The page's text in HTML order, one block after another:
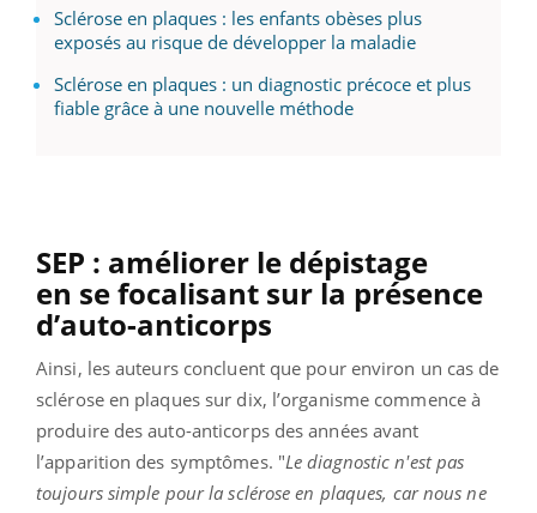
Sclérose en plaques : les enfants obèses plus
exposés au risque de développer la maladie
Sclérose en plaques : un diagnostic précoce et plus
fiable grâce à une nouvelle méthode
SEP : améliorer le dépistage
en se focalisant sur la présence
d’auto-anticorps
Ainsi, les auteurs concluent que pour environ un cas de
sclérose en plaques sur dix, l’organisme commence à
produire des auto-anticorps des années avant
l’apparition des symptômes. "Le diagnostic n'est pas
toujours simple pour la sclérose en plaques, car nous ne